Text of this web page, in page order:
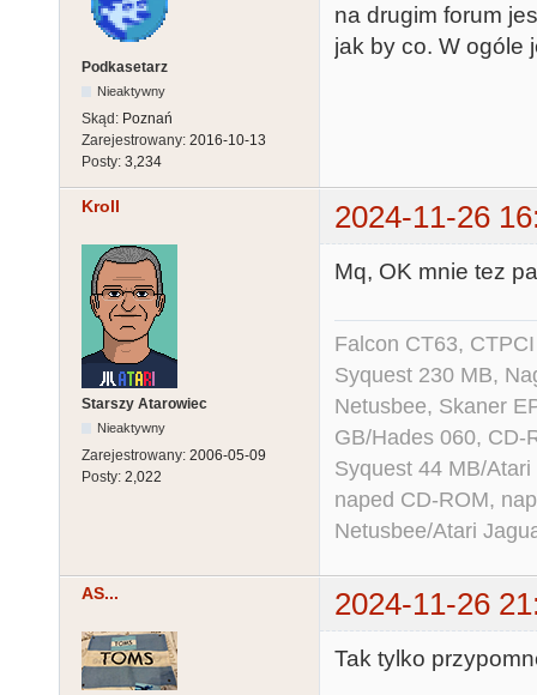
Podkasetarz
Nieaktywny
Skąd: Poznań
Zarejestrowany: 2016-10-13
Posty: 3,234
na drugim forum
jak by co. W ogóle
Kroll 2024-11-26
Starszy Atarowiec
Nieaktywny
Zarejestrowany: 2006-05-09
Posty: 2,022
Mq, OK mnie tez
Falcon CT63,
Syquest 230 MB,
Netusbee, Skaner
GB/Hades 060, CD-
Syquest 44 MB/
naped CD-ROM,
Netusbee/Atari
AS... 2024-11-26
Tak tylko